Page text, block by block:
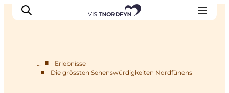
… ■
Erlebnisse
■
Die grössten Sehenswürdigkeiten Nordfünens